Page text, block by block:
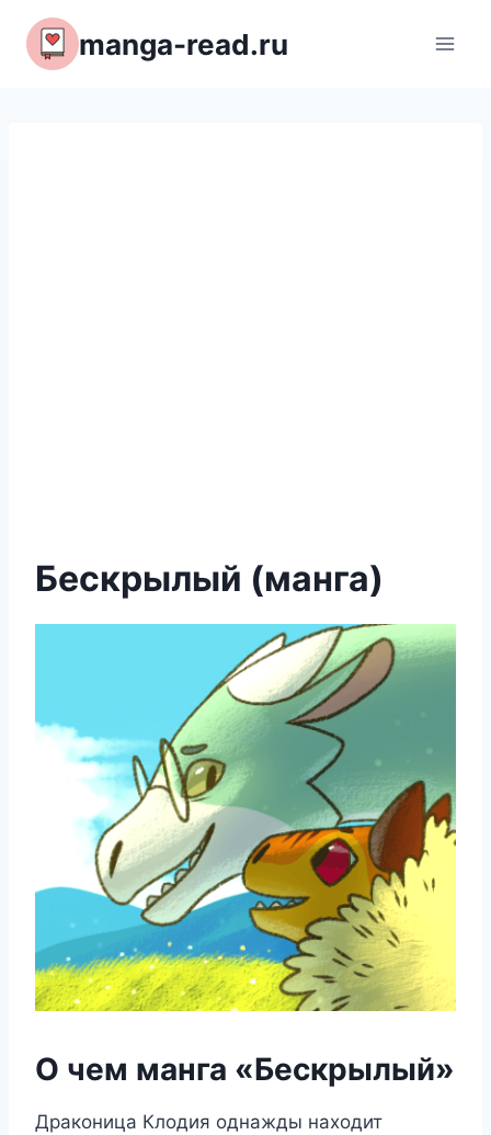
Перейти
содержимому
manga-read.ru
Бескрылый (манга)
О чем манга «Бескрылый»
Драконица Клодия однажды находит